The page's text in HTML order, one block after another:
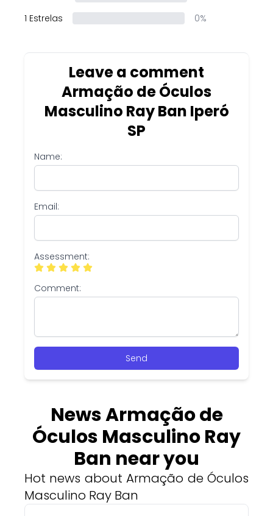
1 Estrelas
0%
Leave a comment
Armação de Óculos
Masculino Ray Ban Iperó
SP
Name:
Email:
Assessment:
Comment:
Send
News Armação de
Óculos Masculino Ray
Ban near you
Hot news about Armação de Óculos
Masculino Ray Ban